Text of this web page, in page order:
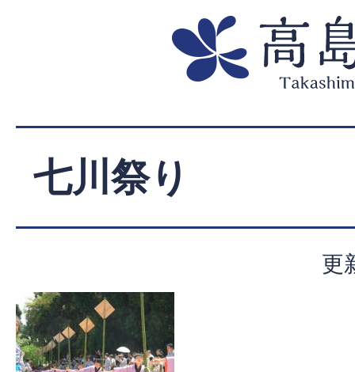
七川祭り
更